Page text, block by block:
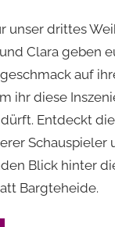
unser drittes
Clara geben
auf
ihr diese
dürft. Entdeckt
Schauspieler
Blick hinter
Bargteheide.